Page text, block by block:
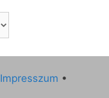
Impresszum •